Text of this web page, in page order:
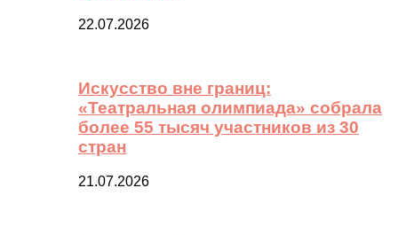
22.07.2026
Искусство вне границ:
«Театральная олимпиада» собрала
более 55 тысяч участников из 30
стран
21.07.2026